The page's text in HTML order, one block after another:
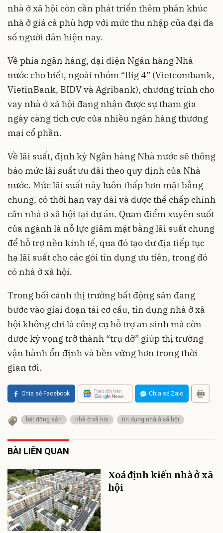
nhà ở xã hội còn cần phát triển thêm phân khúc
nhà ở giá cả phù hợp với mức thu nhập của đại đa
số người dân hiện nay.
Về phía ngân hàng, đại diện Ngân hàng Nhà
nước cho biết, ngoài nhóm “Big 4” (Vietcombank,
VietinBank, BIDV và Agribank), chương trình cho
vay nhà ở xã hội đang nhận được sự tham gia
ngày càng tích cực của nhiều ngân hàng thương
mại cổ phần.
Về lãi suất, định kỳ Ngân hàng Nhà nước sẽ thông
báo mức lãi suất ưu đãi theo quy định của Nhà
nước. Mức lãi suất này luôn thấp hơn mặt bằng
chung, có thời hạn vay dài và được thế chấp chính
căn nhà ở xã hội tại dự án. Quan điểm xuyên suốt
của ngành là nỗ lực giảm mặt bằng lãi suất chung
để hỗ trợ nền kinh tế, qua đó tạo dư địa tiếp tục
hạ lãi suất cho các gói tín dụng ưu tiên, trong đó
có nhà ở xã hội.
Trong bối cảnh thị trường bất động sản đang
bước vào giai đoạn tái cơ cấu, tín dụng nhà ở xã
hội không chỉ là công cụ hỗ trợ an sinh mà còn
được kỳ vọng trở thành “trụ đỡ” giúp thị trường
vận hành ổn định và bền vững hơn trong thời
gian tới.
Chia sẻ Facebook Theo dõi trên Chia sẻ Zalo
bất động sản nhà ở xã hội tín dụng nhà ở xã hội
BÀI LIÊN QUAN
Xoá định kiến nhà ở xã
hội